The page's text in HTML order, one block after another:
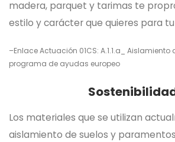
madera, parquet y tarimas te
estilo y carácter que quieres para
–Enlace Actuación 01CS: A.1.1.a_ Aislamiento
programa de ayudas europeo
Los materiales que se utilizan
aislamiento de suelos y